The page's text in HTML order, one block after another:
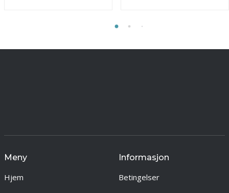
Meny
Hjem
Informasjon
Betingelser